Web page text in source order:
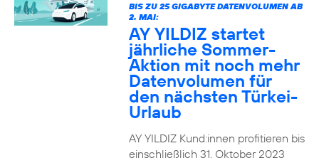
BIS ZU 25 GIGABYTE DATENVOLUMEN AB
2. MAI:
AY YILDIZ startet
jährliche Sommer-
Aktion mit noch mehr
Datenvolumen für
den nächsten Türkei-
Urlaub
AY YILDIZ Kund:innen profitieren bis
einschließlich 31. Oktober 2023